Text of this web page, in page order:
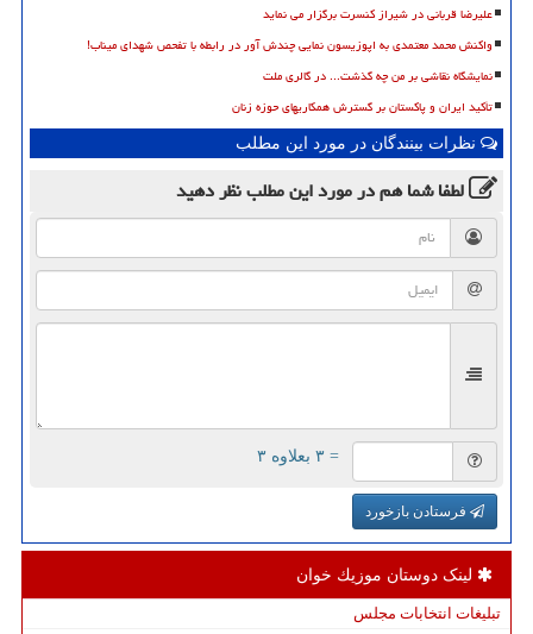
علیرضا قربانی در شیراز کنسرت برگزار می نماید
واکنش محمد معتمدی به اپوزیسون نمایی چندش آور در رابطه با تفحص شهدای میناب!
نمایشگاه نقاشی بر من چه گذشت... در گالری ملت
تأکید ایران و پاکستان بر گسترش همکاریهای حوزه زنان
نظرات بینندگان در مورد این مطلب
لطفا شما همدر مورد این مطلبنظر دهید
= ۳ بعلاوه ۳
فرستادن بازخورد
لینک دوستان موزیك خوان
تبلیغات انتخابات مجلس